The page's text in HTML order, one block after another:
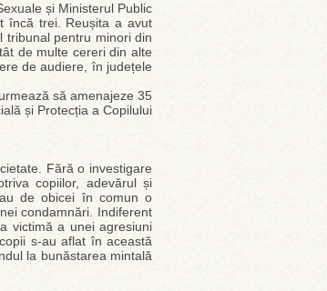
și Ministerul Public
încă trei. Reușita a avut
tribunal pentru minori din
de multe cereri din alte
de audiere, în județele
să amenajeze 35
și Protecția a Copilului
Fără o investigare
copiilor, adevărul și
de obicei în comun o
condamnări. Indiferent
victimă a unei agresiuni
s-au aflat în această
la bunăstarea mintală